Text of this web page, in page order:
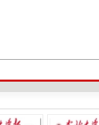
，刚性落实“第一议题”制度
党委普遍培训、党支部兜底
论学习成果转化专项行动，
关、人才引育、治理优化等关
的实践伟力。